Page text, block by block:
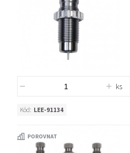
ks
Kód: LEE-91134
POROVNAT